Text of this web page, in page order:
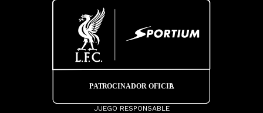
JUEGO RESPONSABLE